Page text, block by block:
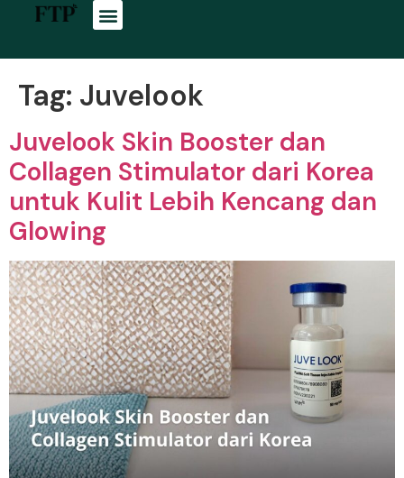
Tag: Juvelook
Juvelook Skin Booster dan
Collagen Stimulator dari Korea
untuk Kulit Lebih Kencang dan
Glowing